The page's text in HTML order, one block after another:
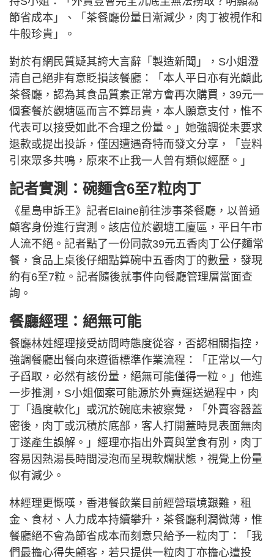
節省成本」、「茶餐廳份量日漸減少，肉丁被視作和
牛般珍貴」。
對於有網民質疑其誇大言辭「製造新聞」，S小姐澄
清自己絕非有意貶損該餐廳：「本人平日亦有光顧此
茶餐廳，認為其食品質素正常方會再次購買，39元一
個套餐於觀塘區而言不算昂貴，本人願意支付，惟不
代表可以接受如此不合理之份量。」她強調從未要求
退款或提出投訴，僅因遭遇奇特而發文分享，「豈料
引來眾多共鳴，原來不止我一人曾有類似經歷。」
記者實測：碗麵含6至7粒肉丁
《星島申訴王》記者Elaine前往涉事茶餐廳，以普通
顧客身份進行實測。該店位於觀塘工廈區，平日午市
人流不絕。記者點了一份同款39元五香肉丁公仔麵常
餐，食品上桌後仔細點算碗中五香肉丁的數量，發現
約有6至7粒。記者隨後就事件向餐廳管理層當面查
詢。
餐廳經理：絕無可能
餐廳林姓經理接受訪問時態度從容，否認相關指控，
強調餐廳出餐向來遵循標準作業流程：「正常以一勺
子舀取，必然有該份量，絕無可能僅得一粒。」他進
一步推測，S小姐個案可能源於外賣運送過程中，肉
丁「過度軟化」或沉於碗底未被察覺，「外賣容器蓋
密後，肉丁或沉積於底部，客人打開蓋時見表面無肉
丁遂產生誤解。」經理亦指出外賣與堂食有別，肉丁
容易因熱湯長時間浸泡而呈現軟爛狀態，視覺上份量
似有減少。
林經理更慨嘆，香港餐飲業目前經營環境艱難，租
金、食材、人力成本持續攀升，茶餐廳利潤微薄，惟
餐廳絕不會為節省成本而刻意只給予一粒肉丁：「我
們最擔心得失顧客，若只提供一粒肉丁亦擔心遭投